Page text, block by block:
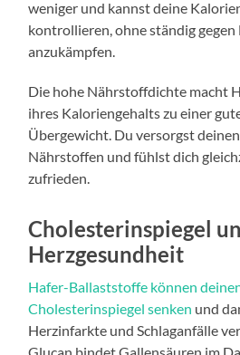
weniger und kannst deine
kontrollieren, ohne ständig
anzukämpfen.
Die hohe Nährstoffdichte macht
ihres Kaloriengehalts zu einer
Übergewicht. Du versorgst
Nährstoffen und fühlst dich
zufrieden.
Cholesterinspiegel
Herzgesundheit
Hafer-Ballaststoffe können
Cholesterinspiegel senken und
Herzinfarkte und Schlaganfälle